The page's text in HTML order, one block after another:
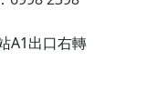
A1出口右轉